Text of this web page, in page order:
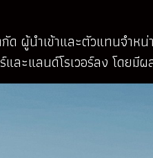
ผู้นำเข้าและตัวแทนจำห
และแลนด์โรเวอร์ลง โดย